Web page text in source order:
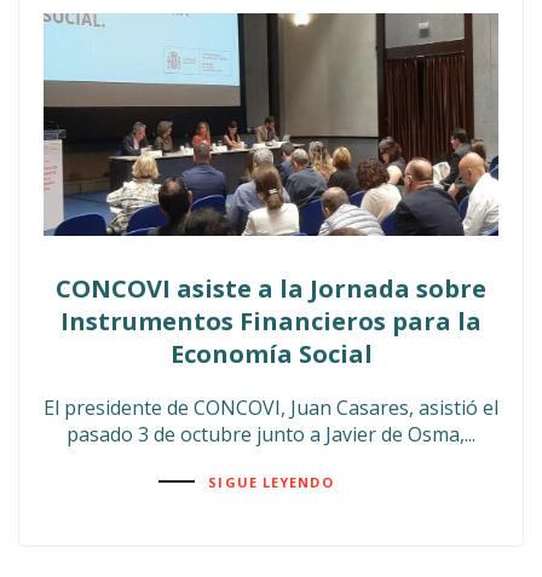
CONCOVI asiste a la Jornada sobre
Instrumentos Financieros para la
Economía Social
El presidente de CONCOVI, Juan Casares, asistió el
pasado 3 de octubre junto a Javier de Osma,...
SIGUE LEYENDO